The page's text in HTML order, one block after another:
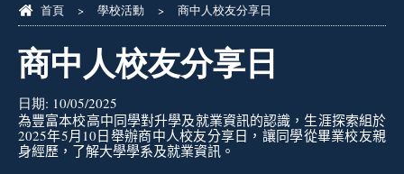
首頁 > 學校活動 > 商中人校友分享日
商中人校友分享日
日期: 10/05/2025
為豐富本校高中同學對升學及就業資訊的認識，生涯探索組於
2025年5月 10日舉辦商中人校友分享日，讓同學從畢業校友親
身經歷，了解大學學系及就業資訊。